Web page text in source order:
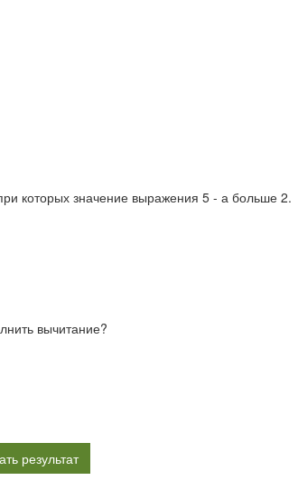
которых значение выражения 5 - а больше 2.
вычитание?
результат